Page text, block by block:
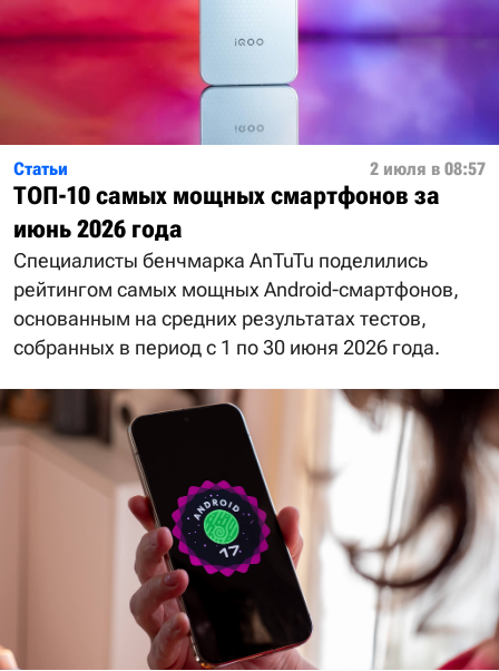
Статьи 2 июля в 08:57
ТОП-10 самых мощных смартфонов за
июнь 2026 года
Специалисты бенчмарка AnTuTu поделились
рейтингом самых мощных Android-смартфонов,
основанным на средних результатах тестов,
собранных в период с 1 по 30 июня 2026 года.